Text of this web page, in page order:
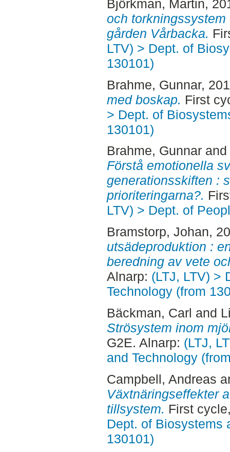
Björkman, Martin,
och
gården Vårbacka.
LTV) > Dept. of
130101)
Brahme, Gunnar,
med boskap. First
> Dept. of
130101)
Brahme, Gunnarand
Förstå emotionella
generationsskiften :
prioriteringarna?.
LTV) > Dept. of
Bramstorp, Johan,
utsädeproduktion :
beredning av vete
Alnarp: (LTJ, LTV) >
Technology (from
Bäckman, Carl and
Strösystem inom
G2E. Alnarp: (LTJ,
and Technology
Campbell, Andreas
Växtnäringseffekter
tillsystem. First
Dept. of Biosystems
130101)